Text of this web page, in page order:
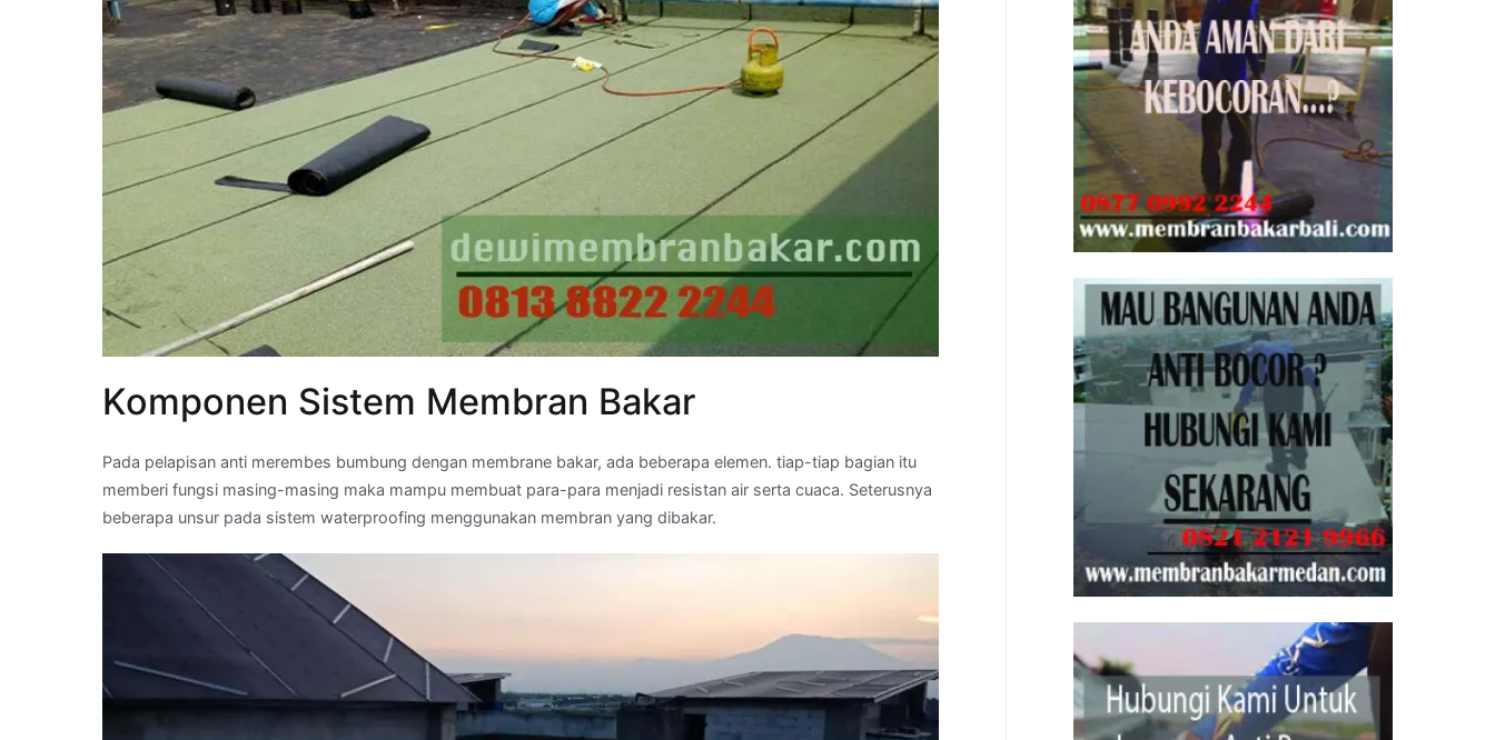
Komponen Sistem Membran Bakar
Pada pelapisan anti merembes bumbung dengan membrane bakar, ada beberapa elemen. tiap-tiap bagian itu
memberi fungsi masing-masing maka mampu membuat para-para menjadi resistan air serta cuaca. Seterusnya
beberapa unsur pada sistem waterproofing menggunakan membran yang dibakar.